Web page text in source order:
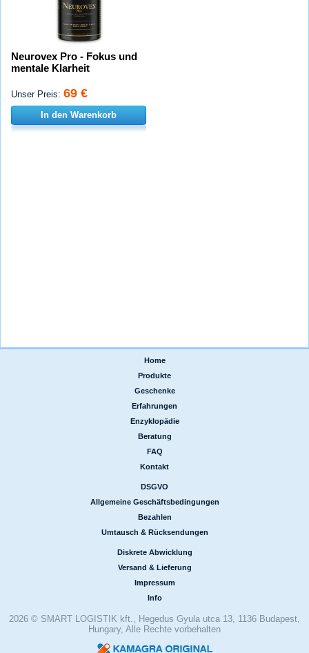
Neurovex Pro - Fokus und
mentale Klarheit
Unser Preis: 69 €
In den Warenkorb
Home
Produkte
Geschenke
Erfahrungen
Enzyklopädie
Beratung
FAQ
Kontakt
DSGVO
Allgemeine Geschäftsbedingungen
Bezahlen
Umtausch & Rücksendungen
Diskrete Abwicklung
Versand & Lieferung
Impressum
Info
2026 © SMART LOGISTIK kft., Hegedus Gyula utca 13, 1136 Budapest,
Hungary, Alle Rechte vorbehalten